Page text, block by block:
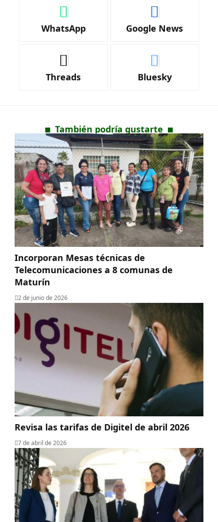
WhatsApp Google News
Threads Bluesky
También podría gustarte
Incorporan Mesas técnicas de
Telecomunicaciones a 8 comunas de
Maturín
2 de junio de 2026
Revisa las tarifas de Digitel de abril 2026
7 de abril de 2026